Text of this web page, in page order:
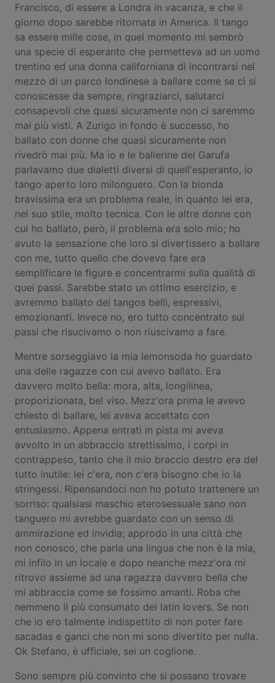
Francisco, di essere a Londra in vacanza, e che il
giorno dopo sarebbe ritornata in America. Il tango
sa essere mille cose, in quel momento mi sembrò
una specie di esperanto che permetteva ad un uomo
trentino ed una donna californiana di incontrarsi nel
mezzo di un parco londinese a ballare come se ci si
conoscesse da sempre, ringraziarci, salutarci
consapevoli che quasi sicuramente non ci saremmo
mai più visti. A Zurigo in fondo è successo, ho
ballato con donne che quasi sicuramente non
rivedrò mai più. Ma io e le ballerine del Garufa
parlavamo due dialetti diversi di quell'esperanto, io
tango aperto loro milonguero. Con la bionda
bravissima era un problema reale, in quanto lei era,
nel suo stile, molto tecnica. Con le altre donne con
cui ho ballato, però, il problema era solo mio; ho
avuto la sensazione che loro si divertissero a ballare
con me, tutto quello che dovevo fare era
semplificare le figure e concentrarmi sulla qualità di
quei passi. Sarebbe stato un ottimo esercizio, e
avremmo ballato dei tangos belli, espressivi,
emozionanti. Invece no, ero tutto concentrato sui
passi che risucivamo o non riuscivamo a fare.
Mentre sorseggiavo la mia lemonsoda ho guardato
una delle ragazze con cui avevo ballato. Era
davvero molto bella: mora, alta, longilinea,
proporizionata, bel viso. Mezz'ora prima le avevo
chiesto di ballare, lei aveva accettato con
entusiasmo. Appena entrati in pista mi aveva
avvolto in un abbraccio strettissimo, i corpi in
contrappeso, tanto che il mio braccio destro era del
tutto inutile: lei c'era, non c'era bisogno che io la
stringessi. Ripensandoci non ho potuto trattenere un
sorriso: qualsiasi maschio eterosessuale sano non
tanguero mi avrebbe guardato con un senso di
ammirazione ed invidia; approdo in una città che
non conosco, che parla una lingua che non è la mia,
mi infilo in un locale e dopo neanche mezz'ora mi
ritrovo assieme ad una ragazza davvero bella che
mi abbraccia come se fossimo amanti. Roba che
nemmeno il più consumato dei latin lovers. Se non
che io ero talmente indispettito di non poter fare
sacadas e ganci che non mi sono divertito per nulla.
Ok Stefano, è ufficiale, sei un coglione.
Sono sempre più convinto che si possano trovare